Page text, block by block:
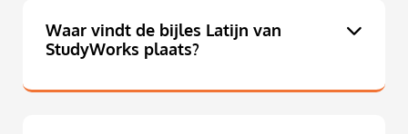
Waar vindt de bijles Latijn van
StudyWorks plaats?